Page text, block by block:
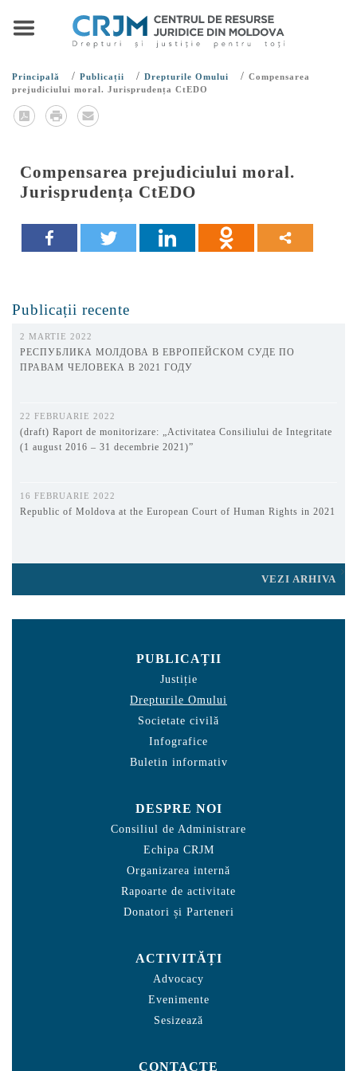
Principală / Publicații / Drepturile Omului / Compensarea
prejudiciului moral. Jurisprudența CtEDO
Compensarea prejudiciului moral.
Jurisprudența CtEDO
Publicații recente
2 MARTIE 2022
РЕСПУБЛИКА МОЛДОВА В ЕВРОПЕЙСКОМ СУДЕ ПО
ПРАВАМ ЧЕЛОВЕКА В 2021 ГОДУ
22 FEBRUARIE 2022
(draft) Raport de monitorizare: „Activitatea Consiliului de Integritate
(1 august 2016 – 31 decembrie 2021)”
16 FEBRUARIE 2022
Republic of Moldova at the European Court of Human Rights in 2021
VEZI ARHIVA
PUBLICAȚII
Justiție
Drepturile Omului
Societate civilă
Infografice
Buletin informativ
DESPRE NOI
Consiliul de Administrare
Echipa CRJM
Organizarea internă
Rapoarte de activitate
Donatori și Parteneri
ACTIVITĂȚI
Advocacy
Evenimente
Sesizează
CONTACTE